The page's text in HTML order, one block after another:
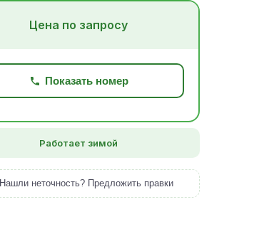
Цена по запросу
Показать номер
Работает зимой
Нашли неточность? Предложить правки